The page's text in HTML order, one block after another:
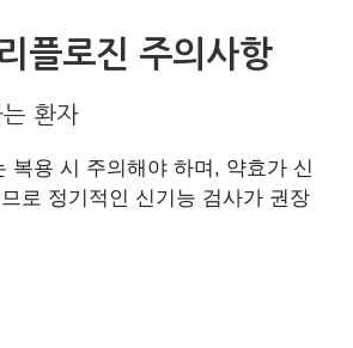
플로진 주의사항
환자
용 시 주의해야 하며, 약효가 신
로 정기적인 신기능 검사가 권장